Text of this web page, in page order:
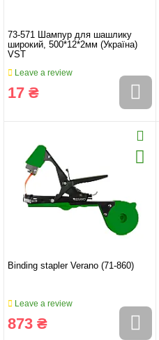
73-571 Шампур для шашлику
широкий, 500*12*2мм (Україна)
VST
Leave a review
17 ₴
Binding stapler Verano (71-860)
Leave a review
873 ₴